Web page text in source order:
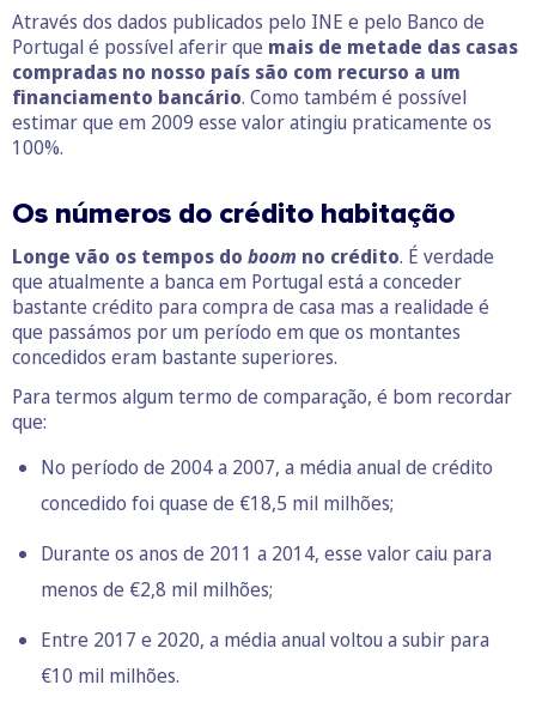
Através dos dados publicados pelo INE e pelo Banco de
Portugal é possível aferir que mais de metade das casas
compradas no nosso país são com recurso a um
financiamento bancário. Como também é possível
estimar que em 2009 esse valor atingiu praticamente os
100%.
Os números do crédito habitação
Longe vão os tempos do boom no crédito. É verdade
que atualmente a banca em Portugal está a conceder
bastante crédito para compra de casa mas a realidade é
que passámos por um período em que os montantes
concedidos eram bastante superiores.
Para termos algum termo de comparação, é bom recordar
que:
No período de 2004 a 2007, a média anual de crédito
concedido foi quase de €18,5 mil milhões;
Durante os anos de 2011 a 2014, esse valor caiu para
menos de €2,8 mil milhões;
Entre 2017 e 2020, a média anual voltou a subir para
€10 mil milhões.